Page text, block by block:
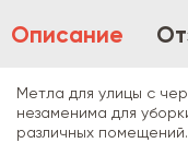
Описание
Метла для улицы с
незаменима для
различных